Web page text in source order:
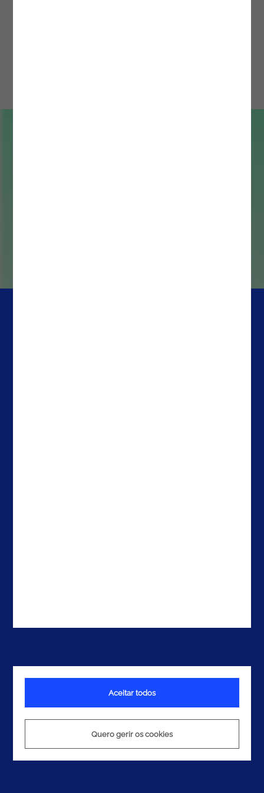
Quero gerir os cookies
Aceitar todos